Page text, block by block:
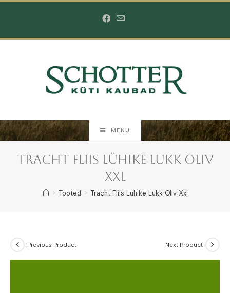
MENU
Tracht Fliis Lühike Lukk Oliv
Xxl
> Tooted > Tracht Fliis Lühike Lukk Oliv Xxl
Previous Product Next Product